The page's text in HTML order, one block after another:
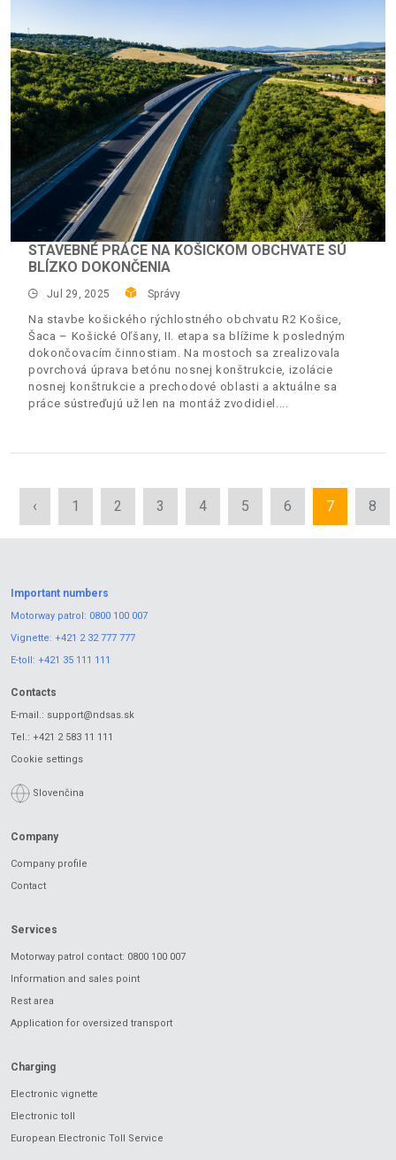
STAVEBNÉ PRÁCE NA KOŠICKOM OBCHVATE SÚ
BLÍZKO DOKONČENIA
Jul 29, 2025 Správy
Na stavbe košického rýchlostného obchvatu R2 Košice,
Šaca – Košické Oľšany, II. etapa sa blížime k posledným
dokončovacím činnostiam. Na mostoch sa zrealizovala
povrchová úprava betónu nosnej konštrukcie, izolácie
nosnej konštrukcie a prechodové oblasti a aktuálne sa
práce sústreďujú už len na montáž zvodidiel.
‹ 1 2 3 4 5 6 7 8
Important numbers
Motorway patrol: 0800 100 007
Vignette: +421 2 32 777 777
E-toll: +421 35 111 111
Contacts
E-mail.: support@ndsas.sk
Tel.: +421 2 583 11 111
Cookie settings
Slovenčina
Company
Company profile
Contact
Services
Motorway patrol contact: 0800 100 007
Information and sales point
Rest area
Application for oversized transport
Charging
Electronic vignette
Electronic toll
European Electronic Toll Service